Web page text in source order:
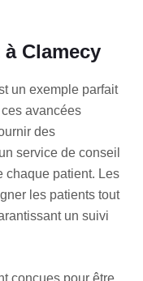
Clamecy
un exemple parfait
avancées
des
service de conseil
chaque patient. Les
les patients tout
un suivi
conçues pour être